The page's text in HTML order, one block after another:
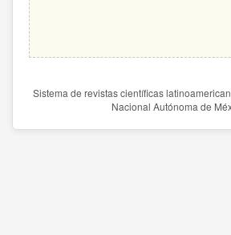
Sistema de revistas científicas
Nacional Autónoma de